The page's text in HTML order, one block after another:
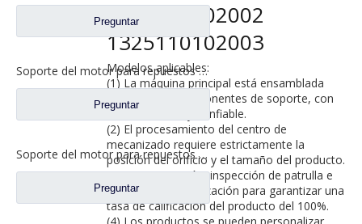
Preguntar
Soporte del motor para repuestos de camiones Foton Auman H4101050302A0/H4101050301A0
Preguntar
Soporte del motor para repuestos de camiones Foton Auman H4101050202A0
Preguntar
1325110102002
1325110102003
Modelos aplicables:
(1) La máquina principal está ensamblada
con piezas y componentes de soporte, con
calidad estable y confiable.
(2) El procesamiento del centro de
mecanizado requiere estrictamente la
posición del orificio y el tamaño del producto.
(3) Autoinspección, inspección de patrulla e
inspección de finalización para garantizar una
tasa de calificación del producto del 100%.